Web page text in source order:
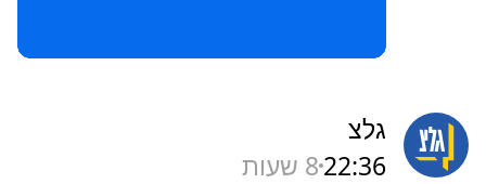
גלצ
22:368 שעות